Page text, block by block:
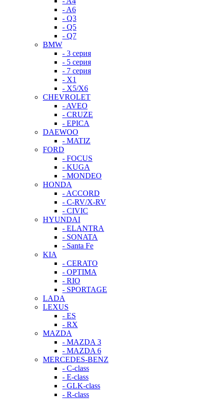
- A6
- Q3
- Q5
- Q7
BMW
- 3 серия
- 5 серия
- 7 серия
- X1
- X5/X6
CHEVROLET
- AVEO
- CRUZE
- EPICA
DAEWOO
- MATIZ
FORD
- FOCUS
- KUGA
- MONDEO
HONDA
- ACCORD
- C-RV/X-RV
- CIVIC
HYUNDAI
- ELANTRA
- SONATA
- Santa Fe
KIA
- CERATO
- OPTIMA
- RIO
- SPORTAGE
LADA
LEXUS
- ES
- RX
MAZDA
- MAZDA 3
- MAZDA 6
MERCEDES-BENZ
- C-class
- E-class
- GLK-class
- R-class